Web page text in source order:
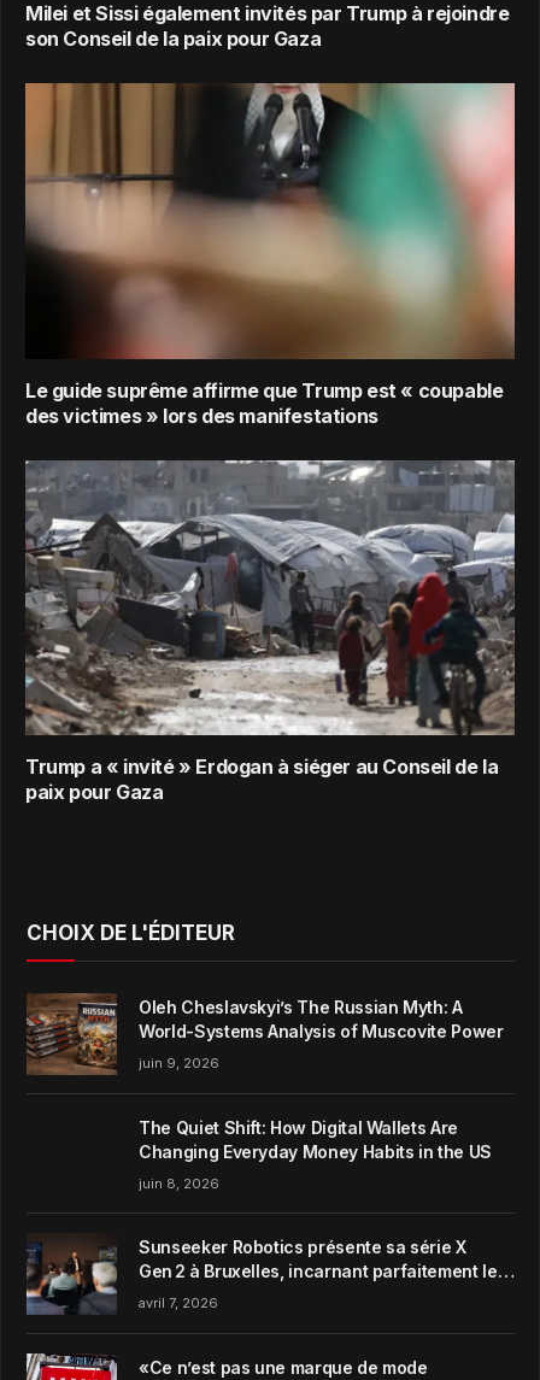
Milei et Sissi également invités par Trump à rejoindre
son Conseil de la paix pour Gaza
Le guide suprême affirme que Trump est « coupable
des victimes » lors des manifestations
Trump a « invité » Erdogan à siéger au Conseil de la
paix pour Gaza
CHOIX DE L'ÉDITEUR
Oleh Cheslavskyi’s The Russian Myth: A
World-Systems Analysis of Muscovite Power
juin 9, 2026
The Quiet Shift: How Digital Wallets Are
Changing Everyday Money Habits in the US
juin 8, 2026
Sunseeker Robotics présente sa série X
Gen 2 à Bruxelles, incarnant parfaitement le
concept de Garden Harmony de la marque
avril 7, 2026
«Ce n’est pas une marque de mode